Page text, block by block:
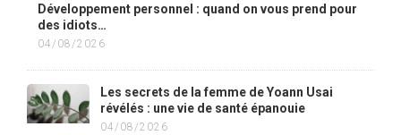
Développement personnel : quand on vous prend pour
des idiots…
04/08/2026
Les secrets de la femme de Yoann Usai
révélés : une vie de santé épanouie
04/08/2026